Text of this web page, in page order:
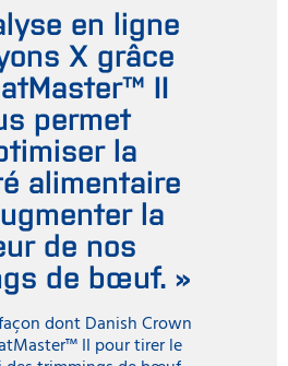
en ligne
X grâce
II
permet
la
alimentaire
la
de nos
de bœuf. »
dont Danish Crown
II pour tirer le